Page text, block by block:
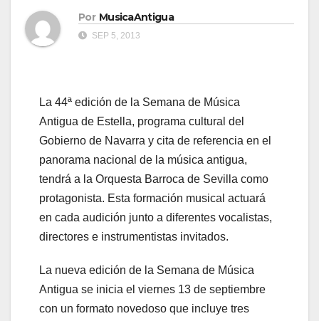
Por MusicaAntigua
SEP 5, 2013
La 44ª edición de la Semana de Música
Antigua de Estella, programa cultural del
Gobierno de Navarra y cita de referencia en el
panorama nacional de la música antigua,
tendrá a la Orquesta Barroca de Sevilla como
protagonista. Esta formación musical actuará
en cada audición junto a diferentes vocalistas,
directores e instrumentistas invitados.
La nueva edición de la Semana de Música
Antigua se inicia el viernes 13 de septiembre
con un formato novedoso que incluye tres